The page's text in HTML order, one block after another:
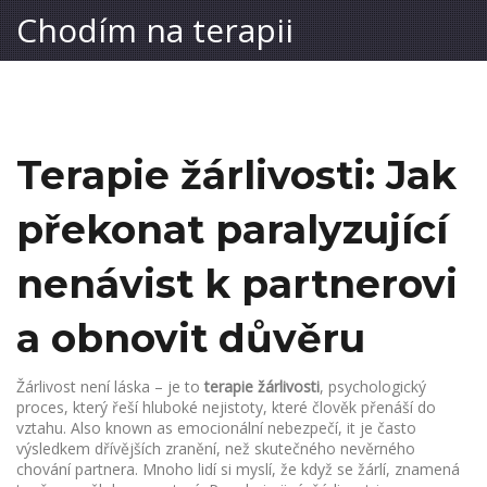
Chodím na terapii
Terapie žárlivosti: Jak
překonat paralyzující
nenávist k partnerovi
a obnovit důvěru
Žárlivost není láska – je toterapie žárlivosti, psychologický
proces, který řeší hluboké nejistoty, které člověk přenáší do
vztahu. Also known as emocionální nebezpečí, it je často
výsledkem dřívějších zranění, než skutečného nevěrného
chování partnera. Mnoho lidí si myslí, že když se žárlí, znamená